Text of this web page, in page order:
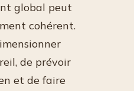
global peut
cohérent.
de prévoir
et de faire